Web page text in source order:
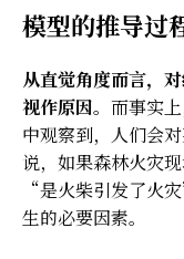
模型的推导过
从直觉角度而言，
视作原因。而事实
中观察到，人们会
说，如果森林火灾
“是火柴引发了火
生的必要因素。